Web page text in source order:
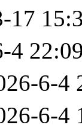
17
4
6-4
6-4